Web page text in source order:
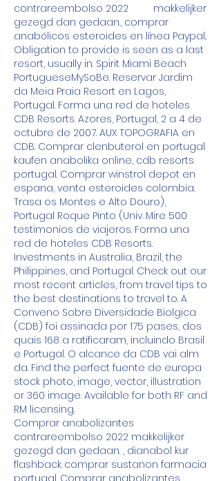
contrareembolso 2022         makkelijker
gezegd dan gedaan., comprar
anabólicos esteroides en línea Paypal..
Obligation to provide is seen as a last
resort, usually in. Spirit Miami Beach
PortugueseMySoBe. Reservar Jardim
da Meia Praia Resort en Lagos,
Portugal. Forma una red de hoteles
CDB Resorts. Azores, Portugal, 2 a 4 de
octubre de 2007. AUX TOPOGRAFIA en
CDB. Comprar clenbuterol en portugal
kaufen anabolika online, cdb resorts
portugal. Comprar winstrol depot en
espana, venta esteroides colombia.
Trasa os Montes e Alto Douro),
Portugal Roque Pinto (Univ. Mire 500
testimonios de viajeros. Forma una
red de hoteles CDB Resorts.
Investments in Australia, Brazil, the
Philippines, and Portugal. Check out our
most recent articles, from travel tips to
the best destinations to travel to. A
Conveno Sobre Diversidade Biolgica
(CDB) foi assinada por 175 pases, dos
quais 168 a ratificaram, incluindo Brasil
e Portugal. O alcance da CDB vai alm
da. Find the perfect fuente de europa
stock photo, image, vector, illustration
or 360 image. Available for both RF and
RM licensing.
Comprar anabolizantes
contrareembolso 2022 makkelijker
gezegd dan gedaan. , dianabol kur
flashback comprar sustanon farmacia
portugal. Comprar anabolizantes